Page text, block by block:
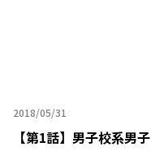
2018/05/31
2018年05月31日
【第1話】 男子校系男子